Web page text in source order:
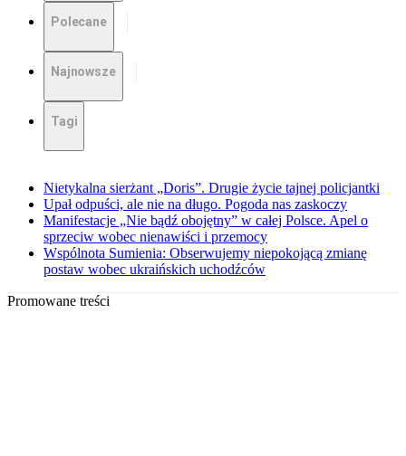
Polecane
Najnowsze
Tagi
Nietykalna sierżant „Doris”. Drugie życie tajnej policjantki
Upał odpuści, ale nie na długo. Pogoda nas zaskoczy
Manifestacje „Nie bądź obojętny” w całej Polsce. Apel o
sprzeciw wobec nienawiści i przemocy
Wspólnota Sumienia: Obserwujemy niepokojącą zmianę
postaw wobec ukraińskich uchodźców
Promowane treści